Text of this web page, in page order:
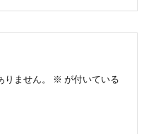
ません。
※ が付いている